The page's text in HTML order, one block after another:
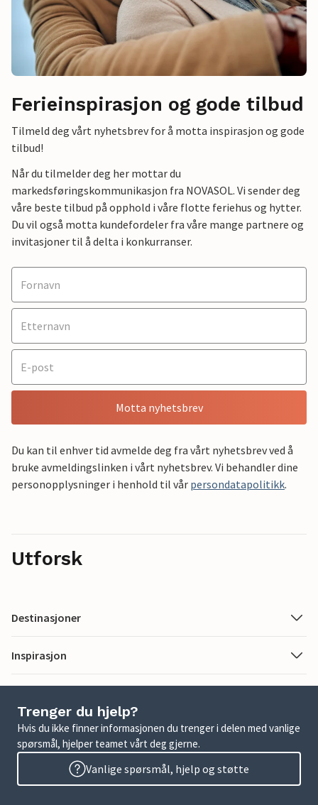
Ferieinspirasjon og gode tilbud
Tilmeld deg vårt nyhetsbrev for å motta inspirasjon og gode
tilbud!
Når du tilmelder deg her mottar du
markedsføringskommunikasjon fra NOVASOL. Vi sender deg
våre beste tilbud på opphold i våre flotte feriehus og hytter.
Du vil også motta kundefordeler fra våre mange partnere og
invitasjoner til å delta i konkurranser.
Motta nyhetsbrev
Du kan til enhver tid avmelde deg fra vårt nyhetsbrev ved å
bruke avmeldingslinken i vårt nyhetsbrev. Vi behandler dine
personopplysninger i henhold til vår persondatapolitikk.
Utforsk
Destinasjoner
Inspirasjon
Trenger du hjelp?
Hvis du ikke finner informasjonen du trenger i delen med vanlige
spørsmål, hjelper teamet vårt deg gjerne.
Vanlige spørsmål, hjelp og støtte